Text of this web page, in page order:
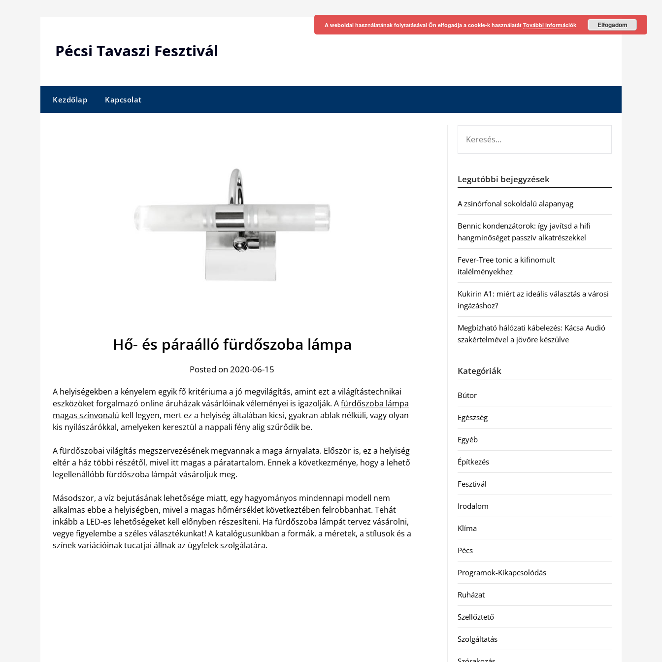
Pécsi Tavaszi Fesztivál
Kezdőlap Kapcsolat
Hő- és páraálló fürdőszoba lámpa
Posted on 2020-06-15
A helyiségekben a kényelem egyik fő kritériuma a jó megvilágítás, amint ezt a világítástechnikai
eszközöket forgalmazó online áruházak vásárlóinak véleményei is igazolják. Afürdőszoba lámpa
magas színvonalú kell legyen, mert ez a helyiség általában kicsi, gyakran ablak nélküli, vagy olyan
kis nyílászárókkal, amelyeken keresztül a nappali fény alig szűrődik be.
A fürdőszobai világítás megszervezésének megvannak a maga árnyalata. Először is, ez a helyiség
eltér a ház többi részétől, mivel itt magas a páratartalom. Ennek a következménye, hogy a lehető
legellenállóbb fürdőszoba lámpát vásároljuk meg.
Másodszor, a víz bejutásának lehetősége miatt, egy hagyományos mindennapi modell nem
alkalmas ebbe a helyiségben, mivel a magas hőmérséklet következtében felrobbanhat. Tehát
inkább a LED-es lehetőségeket kell előnyben részesíteni. Ha fürdőszoba lámpát tervez vásárolni,
vegye figyelembe a széles választékunkat! A katalógusunkban a formák, a méretek, a stílusok és a
színek variációinak tucatjai állnak az ügyfelek szolgálatára.
Legutóbbi bejegyzések
A zsinórfonal sokoldalú alapanyag
Bennic kondenzátorok: így javítsd a hifi
hangminőséget passzív alkatrészekkel
Fever-Tree tonic a kifinomult
italélményekhez
Kukirin A1: miért az ideális választás a városi
ingázáshoz?
Megbízható hálózati kábelezés: Kácsa Audió
szakértelmével a jövőre készülve
Kategóriák
Bútor
Egészség
Egyéb
Építkezés
Fesztivál
Irodalom
Klíma
Pécs
Programok-Kikapcsolódás
Ruházat
Szellőztető
Szolgáltatás
A weboldal használatának folytatásával Ön elfogadja a cookie-k használatát További információk Elfogadom